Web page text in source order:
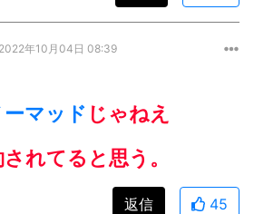
2022年10月04日 08:39
ーマッド じゃねえ
れてると思う。
返信 45